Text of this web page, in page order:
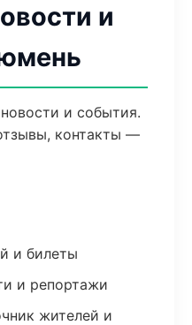
и
и события.
контакты —
и билеты
и репортажи
жителей и